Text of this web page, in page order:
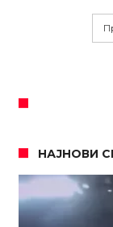
НАЈНОВИ